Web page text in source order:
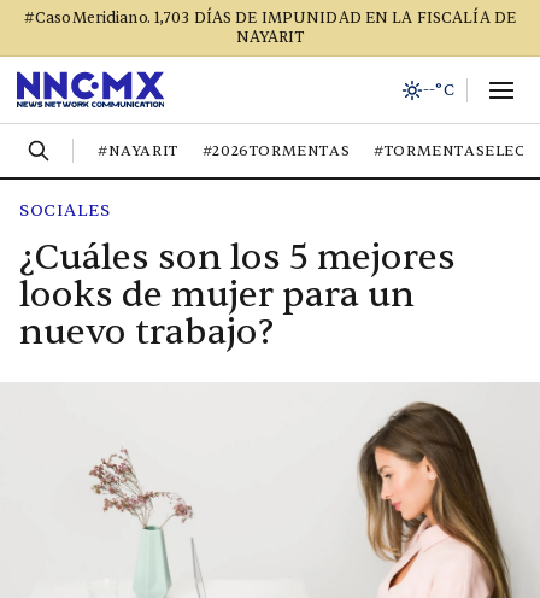
#CasoMeridiano. 1,703 DÍAS DE IMPUNIDAD EN LA FISCALÍA DE
NAYARIT
--°C
#NAYARIT #2026TORMENTAS
SOCIALES
¿Cuáles son los 5 mejores
looks de mujer para un
nuevo trabajo?